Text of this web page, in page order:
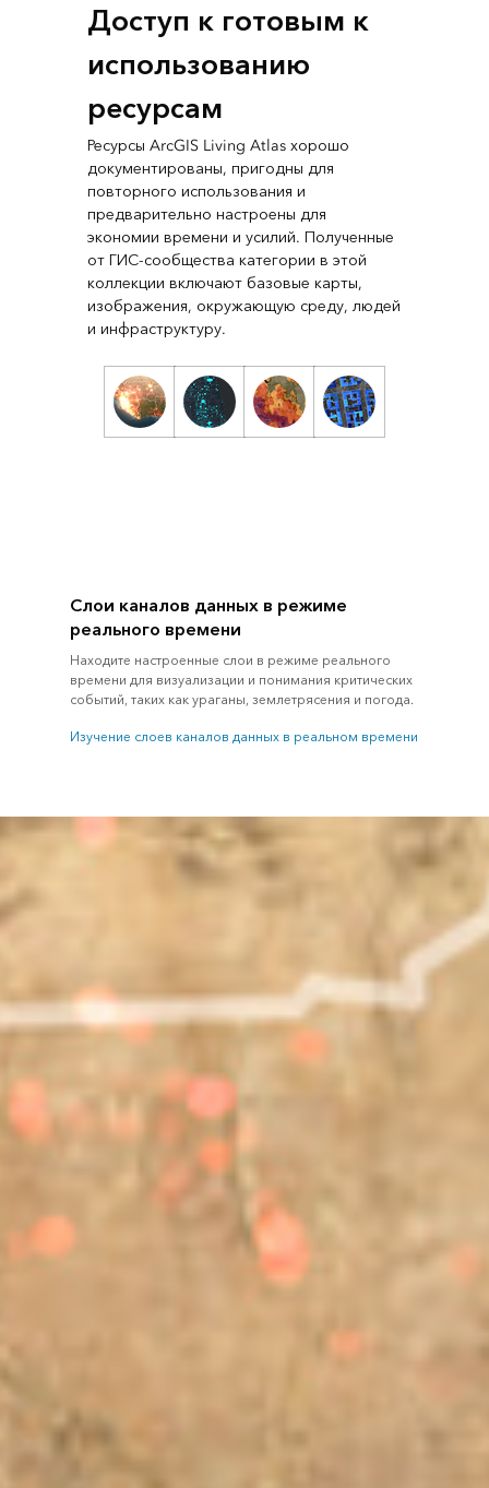
Доступ к готовым к
использованию
ресурсам
Ресурсы ArcGIS Living Atlas хорошо
документированы, пригодны для
повторного использования и
предварительно настроены для
экономии времени и усилий. Полученные
от ГИС-сообщества категории в этой
коллекции включают базовые карты,
изображения, окружающую среду, людей
и инфраструктуру.
Слои каналов данных в режиме
реального времени
Находите настроенные слои в режиме реального
времени для визуализации и понимания критических
событий, таких как ураганы, землетрясения и погода.
Изучение слоев каналов данных в реальном времени